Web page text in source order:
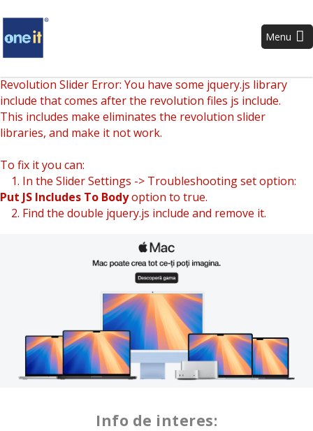
Menu
Revolution Slider Error: You have some jquery.js library
include that comes after the revolution files js include.
This includes make eliminates the revolution slider
libraries, and make it not work.
To fix it you can:
1. In the Slider Settings -> Troubleshooting set option:
Put JS Includes To Bodyoption to true.
2. Find the double jquery.js include and remove it.
Info de interes: